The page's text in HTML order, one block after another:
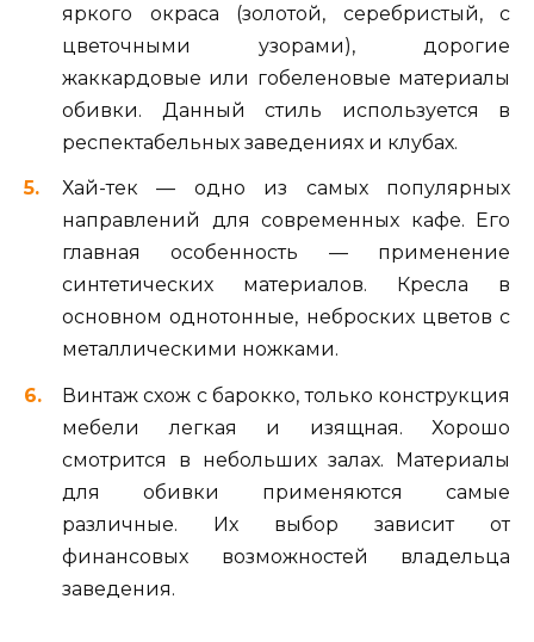
яркого окраса (золотой, серебристый, с
цветочными узорами), дорогие
жаккардовые или гобеленовые материалы
обивки. Данный стиль используется в
респектабельных заведениях и клубах.
Хай-тек — одно из самых популярных
направлений для современных кафе. Его
главная особенность — применение
синтетических материалов. Кресла в
основном однотонные, неброских цветов с
металлическими ножками.
Винтаж схож с барокко, только конструкция
мебели легкая и изящная. Хорошо
смотрится в небольших залах. Материалы
для обивки применяются самые
различные. Их выбор зависит от
финансовых возможностей владельца
заведения.